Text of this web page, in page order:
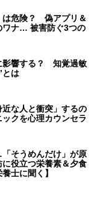
は危険？ 偽アプリ＆
ワナ… 被害防ぐ3つの
影響する？ 知覚過敏
とは
な人と衝突」するの
クを心理カウンセラ
そうめんだけ」が原
役立つ栄養素＆夕食
士に聞く】